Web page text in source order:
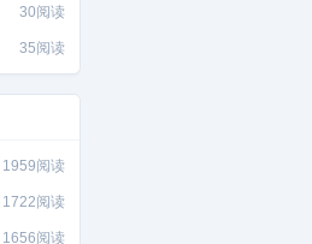
30阅读
35阅读
1959阅读
1722阅读
1656阅读